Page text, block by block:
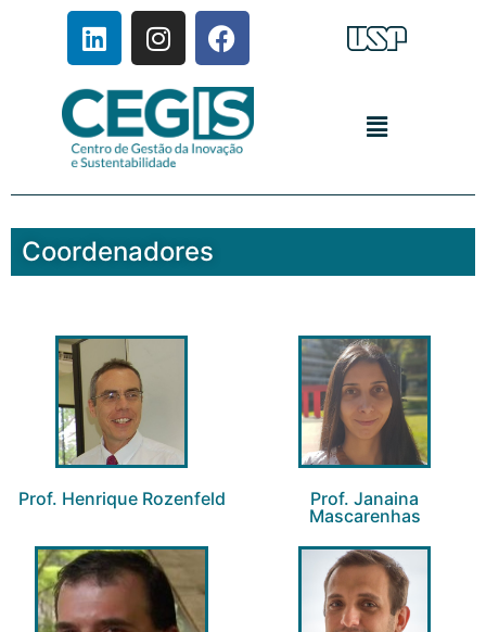
Coordenadores
Prof. Henrique Rozenfeld
Prof. Janaina
Mascarenhas